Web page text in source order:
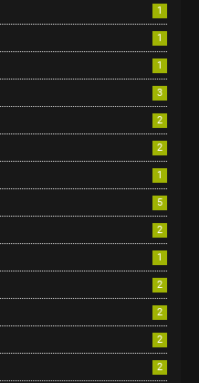
1
1
1
3
2
2
1
5
2
1
2
2
2
2